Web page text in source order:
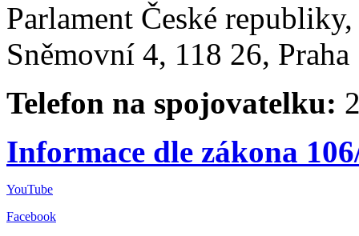
Parlament České
Sněmovní 4, 118 26,
Telefon na spojovatelku:
Informace dle zákona
YouTube
Facebook